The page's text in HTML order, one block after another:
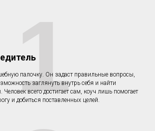
палочку. Он задаст правильные вопросы,
заглянуть внутрь себя и найти
Человек всего достигает сам, коуч лишь помогает
и добиться поставленных целей.
1